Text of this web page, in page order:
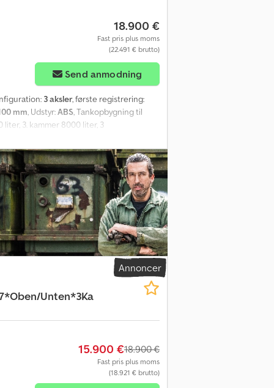
18.900 €
Fast pris plus moms
(22.491 € brutto)
Send anmodning
3 aksler, første registrering:
mm, Udstyr:ABS, Tankopbygning til
liter, 3. kammer 8000 liter, 3
på tank, ABS, SAF-aksler, hjulkapsler i
ADR-typeklasse AT, køretøjet kan
inkluderer som udgangspunkt ikke en
et tilbud fra vores samarbejdspartnere!
generelle leverings- og
finansierings- eller leasingtilbud til dette
Annoncer
Unten*3Ka
15.900 €18.900 €
Fast pris plus moms
(18.921 € brutto)